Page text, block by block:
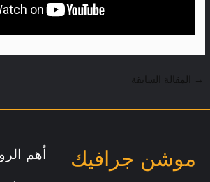
→ المقالة السابقة
موشن جرافيك
أهم